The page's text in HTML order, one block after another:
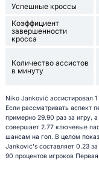
Успешные кроссы
Коэффициент
завершенности
кросса
Количество ассистов
в минуту
Niko Janković ассистировал
Если рассматривать аспект
примерно 29.90 раз за игру,
совершает 2.77 ключевые
шансам на гол. В целом
Janković's составляет 0.23
90 процентов игроков